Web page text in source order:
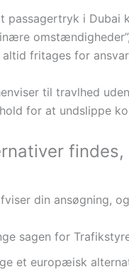
passagertryk i Dubai
fritages for
til travlhed
for at undslippe
din ansøgning,
sagen for
et europæisk